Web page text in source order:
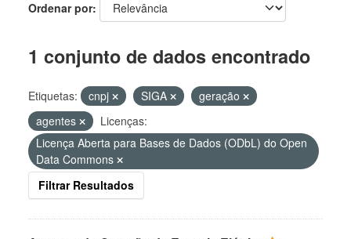
Ordenar por
1 conjunto de dados encontrado
Etiquetas: cnpj SIGA
geração
agentes
Licenças:
Licença Aberta para Bases de Dados (ODbL) do Open
Data Commons
Filtrar Resultados